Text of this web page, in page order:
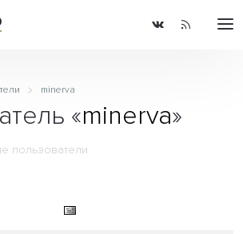
minerva
«minerva»
пользователи